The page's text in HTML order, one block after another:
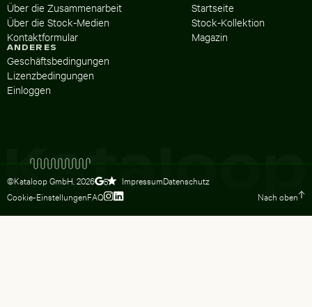
Startseite
Stock-Kollektion
Magazin
Über die Zusammenarbeit
Über die Stock-Medien
Kontaktformular
ANDERES
Geschäftsbedingungen
Lizenzbedingungen
Einloggen
©Kataloop GmbH, 2026 5 ImpressumDatenschutz
Cookie-EinstellungenFAQ Nach oben